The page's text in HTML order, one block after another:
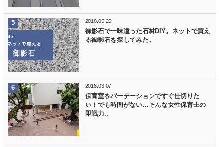
2018.05.25
御影石で一味違った石材DIY。ネットで買え
る御影石を探してみた。
2018.03.07
保育室をパーテーションですぐ仕切りた
い！でも時間がない…そんな女性保育士の
即戦力...